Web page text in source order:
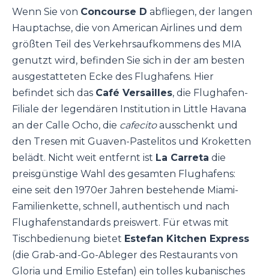
Wenn Sie von Concourse D abfliegen, der langen
Hauptachse, die von American Airlines und dem
größten Teil des Verkehrsaufkommens des MIA
genutzt wird, befinden Sie sich in der am besten
ausgestatteten Ecke des Flughafens. Hier
befindet sich das Café Versailles, die Flughafen-
Filiale der legendären Institution in Little Havana
an der Calle Ocho, die cafecitoausschenkt und
den Tresen mit Guaven-Pastelitos und Kroketten
belädt. Nicht weit entfernt ist La Carreta die
preisgünstige Wahl des gesamten Flughafens:
eine seit den 1970er Jahren bestehende Miami-
Familienkette, schnell, authentisch und nach
Flughafenstandards preiswert. Für etwas mit
Tischbedienung bietet Estefan Kitchen Express
(die Grab-and-Go-Ableger des Restaurants von
Gloria und Emilio Estefan) ein tolles kubanisches